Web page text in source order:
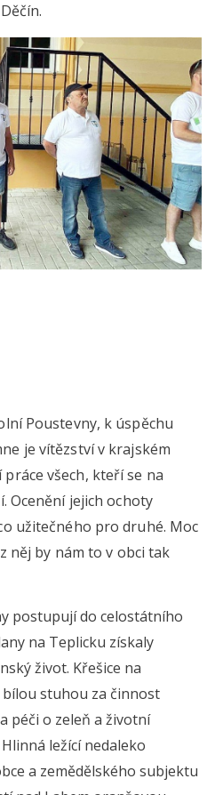
Poustevny, k úspěchu
je vítězství v krajském
všech, kteří se na
Ocenění jejich ochoty
užitečného pro druhé. Moc
něj by nám to v obci tak
postupují do celostátního
na Teplicku získaly
život. Křešice na
stuhou za činnost
péči o zeleň a životní
ležící nedaleko
a zemědělského subjektu